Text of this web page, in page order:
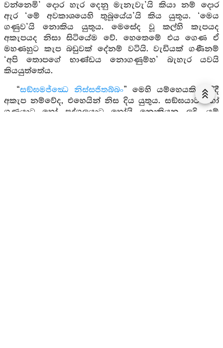
වන්නෙමි’ දොර හැර දෙනු මැනැවැ’යි කියා නම් දොර
ඇර ‘මේ අවකාශයෙහි තුබූයේය’යි කිය යුතුය. ‘මෙය
ගණුව’යි නොකිය යුතුය. මෙසේද වූ කල්හි කැපයද
අකැපයද නිසා සිටියේම වේ. හෙතෙමේ එය ගෙණ ඒ
මහණහුට කැප බඩුවක් දේනම් වටියි. වැඩියක් ගණීනම්
‘අපි තොපගේ භාණ්ඩය නොගණුම්හ’ බැහැර යවයි
කියයුත්තේය.
“සඞ්ඝමජ්ඣෙ නිස්සජිතබ්බං” මෙහි යම්හෙයකින් රිදී
අකැප නම්වේද, එහෙයින් නිස දිය යුතුය. සඞ්ඝයාට හෝ
ගණයාට හෝ පුද්ගලයාට හෝයි නොකියන ලදි. යම්